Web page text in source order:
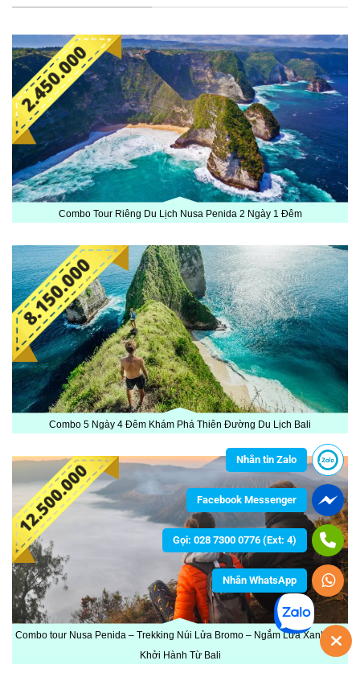
Combo Tour Riêng Du Lịch Nusa Penida 2 Ngày 1 Đêm
Combo 5 Ngày 4 Đêm Khám Phá Thiên Đường Du Lịch Bali
Combo tour Nusa Penida – Trekking Núi Lửa Bromo – Ngắm Lửa Xanh Ijen
Khởi Hành Từ Bali
Nhắn tin Zalo
Facebook Messenger
Gọi: 028 7300 0776 (Ext: 4)
Nhắn WhatsApp